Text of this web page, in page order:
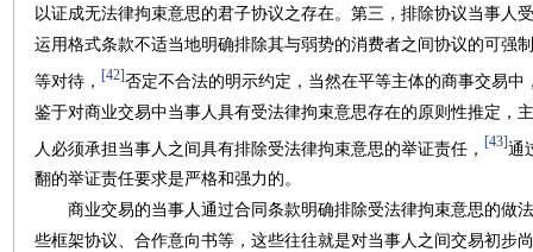
以证成无法律拘束意思的君子协议之存在。第三，排除协议当事人
运用格式条款不适当地明确排除其与弱势的消费者之间协议的可强
等对待， [42]否定不合法的明示约定，当然在平等主体的商事交易
鉴于对商业交易中当事人具有受法律拘束意思存在的原则性推定，
人必须承担当事人之间具有排除受法律拘束意思的举证责任， [43] 通
翻的举证责任要求是严格和强力的。
商业交易的当事人通过合同条款明确排除受法律拘束意思的做
些框架协议、合作意向书等，这些往往就是对当事人之间交易初步